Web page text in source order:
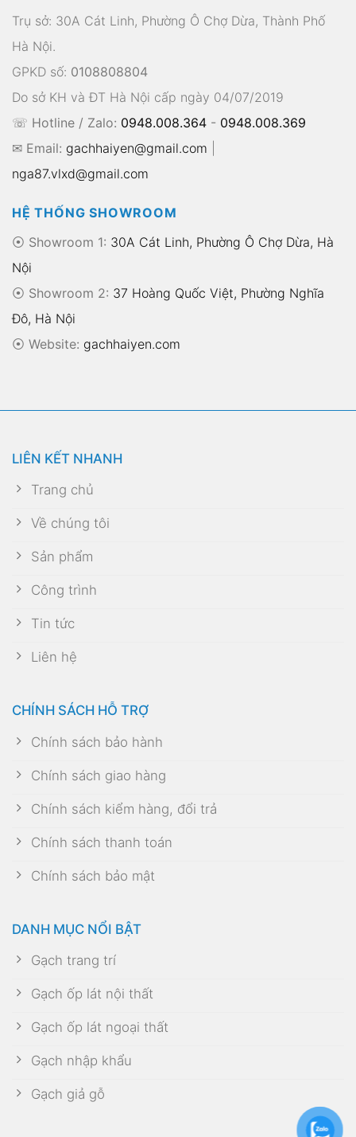
Trụ sở: 30A Cát Linh, Phường Ô Chợ Dừa, Thành Phố
Hà Nội.
GPKD số: 0108808804
Do sở KH và ĐT Hà Nội cấp ngày 04/07/2019
☏ Hotline / Zalo: 0948.008.364 - 0948.008.369
✉ Email: gachhaiyen@gmail.com
nga87.vlxd@gmail.com
HỆ THỐNG SHOWROOM
⦿ Showroom 1: 30A Cát Linh, Phường Ô Chợ Dừa, Hà
Nội
⦿ Showroom 2: 37 Hoàng Quốc Việt, Phường Nghĩa
Đô, Hà Nội
⦿ Website: gachhaiyen.com
LIÊN KẾT NHANH
Trang chủ
Về chúng tôi
Sản phẩm
Công trình
Tin tức
Liên hệ
CHÍNH SÁCH HỖ TRỢ
Chính sách bảo hành
Chính sách giao hàng
Chính sách kiểm hàng, đổi trả
Chính sách thanh toán
Chính sách bảo mật
DANH MỤC NỔI BẬT
Gạch trang trí
Gạch ốp lát nội thất
Gạch ốp lát ngoại thất
Gạch nhập khẩu
Gạch giả gỗ